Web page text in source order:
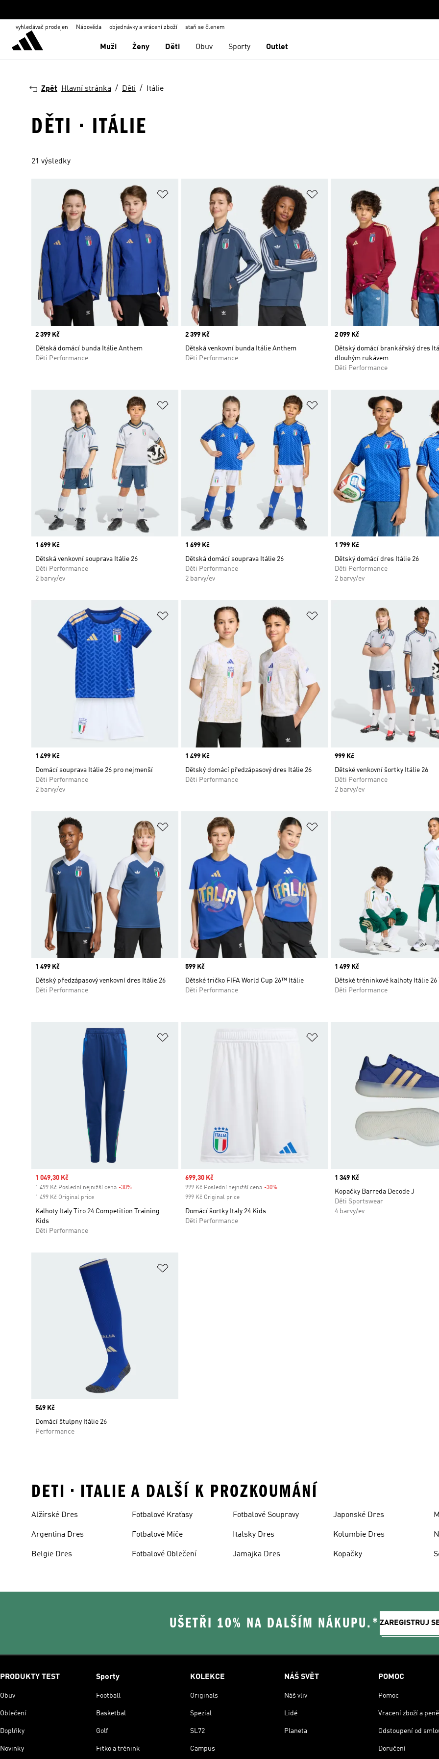
vyhledávač prodejen Nápověda objednávky a vrácení zboží staň se členem
Muži Ženy Děti Obuv Sporty Outlet
Zpět Hlavní stránka Děti Itálie
DĚTI · ITÁLIE
21 výsledky
Přidat do seznamu přání
Price
2 399 Kč
Dětská domácí bunda Itálie Anthem
Děti Performance
Přidat do seznamu přání
Price
2 399 Kč
Dětská venkovní bunda Itálie Anthem
Děti Performance
Price
2 099 Kč
Dětský domácí brankářský dres
dlouhým rukávem
Děti Performance
Přidat do seznamu přání
Price
1 699 Kč
Dětská venkovní souprava Itálie 26
Děti Performance
2 barvy/ev
Přidat do seznamu přání
Price
1 699 Kč
Dětská domácí souprava Itálie 26
Děti Performance
2 barvy/ev
Price
1 799 Kč
Dětský domácí dres Itálie 26
Děti Performance
2 barvy/ev
Přidat do seznamu přání
Price
1 499 Kč
Domácí souprava Itálie 26 pro nejmenší
Děti Performance
2 barvy/ev
Přidat do seznamu přání
Price
1 499 Kč
Dětský domácí předzápasový dres Itálie 26
Děti Performance
Price
999 Kč
Dětské venkovní šortky Itálie 26
Děti Performance
2 barvy/ev
Přidat do seznamu přání
Price
1 499 Kč
Dětský předzápasový venkovní dres Itálie 26
Děti Performance
Price
599 Kč
Dětské tričko FIFA World Cup 26™ Itálie
Děti Performance
Price
1 499 Kč
Dětské tréninkové kalhoty Itálie 26
Děti Performance
Sale price
1 049,30 Kč
1 499 Kč Poslední nejnižší cena -30%
1 499 Kč Original price
Kalhoty Italy Tiro 24 Competition Training
Kids
Děti Performance
Sale price
699,30 Kč
999 Kč Poslední nejnižší cena -30%Discount
999 Kč Original price
Domácí šortky Italy 24 Kids
Děti Performance
Price
1 349 Kč
Kopačky Barreda Decode J
Děti Sportswear
4 barvy/ev
Price
549 Kč
Domácí štulpny Itálie 26
Performance
DETI • ITALIE A DALŠÍ K PROZKOUMÁNÍ
Alžírské Dres
Argentina Dres
Belgie Dres
Fotbalové Kraťasy
Fotbalové Míče
Fotbalové Oblečení
Fotbalové Soupravy
Italsky Dres
Jamajka Dres
Japonské Dres
Kolumbie Dres
Kopačky
UŠETŘI 10% NA DALŠÍM NÁKUPU.* ZAREGISTRUJ
PRODUKTY TEST
Obuv
Oblečení
Doplňky
Novinky
Sporty
Football
Basketbal
Golf
Fitko a trénink
KOLEKCE
Originals
Spezial
SL72
Campus
NÁŠ SVĚT
Náš vliv
Lidé
Planeta
POMOC
Pomoc
Vracení zboží a
Odstoupení od
Doručení